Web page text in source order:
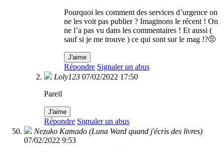
Pourquoi les comment des services d’urgence on
ne les voit pas publier ? Imaginons le récent ! On
ne l’a pas vu dans les commentaires ! Et aussi (
sauf si je me trouve ) ce qui sont sur le mag !?🤨
J'aime
Répondre Signaler un abus
Loly123 07/02/2022 17:50
Pareil
J'aime
Répondre Signaler un abus
Nezuko Kamado (Luna Ward quand j'écris des livres)
07/02/2022 9:53